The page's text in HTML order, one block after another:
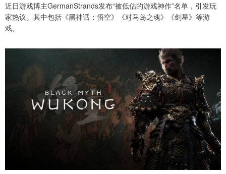
近日游戏博主GermanStrands发布“被低估的游戏神作”名单，引发玩
家热议。其中包括《黑神话：悟空》《对马岛之魂》《剑星》等游
戏。